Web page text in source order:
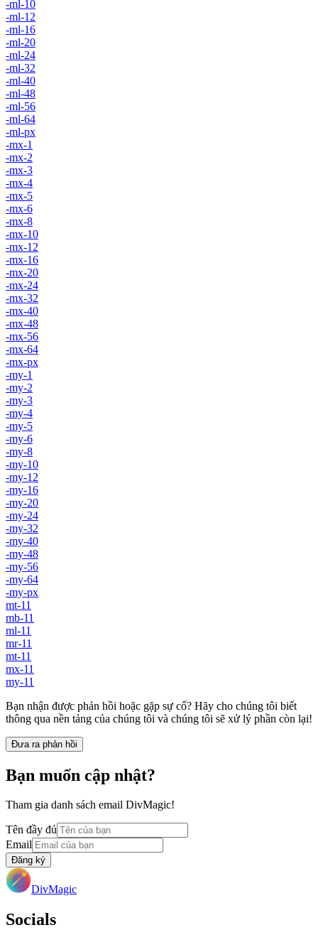
-ml-10
-ml-12
-ml-16
-ml-20
-ml-24
-ml-32
-ml-40
-ml-48
-ml-56
-ml-64
-ml-px
-mx-1
-mx-2
-mx-3
-mx-4
-mx-5
-mx-6
-mx-8
-mx-10
-mx-12
-mx-16
-mx-20
-mx-24
-mx-32
-mx-40
-mx-48
-mx-56
-mx-64
-mx-px
-my-1
-my-2
-my-3
-my-4
-my-5
-my-6
-my-8
-my-10
-my-12
-my-16
-my-20
-my-24
-my-32
-my-40
-my-48
-my-56
-my-64
-my-px
mt-11
mb-11
ml-11
mr-11
mt-11
mx-11
my-11
Bạn nhận được phản hồi hoặc gặp sự cố? Hãy cho chúng tôi biết
thông qua nền tảng của chúng tôi và chúng tôi sẽ xử lý phần còn lại!
Đưa ra phản hồi
Bạn muốn cập nhật?
Tham gia danh sách email DivMagic!
Tên đầy đủ
Email
Đăng ký
DivMagic
Socials